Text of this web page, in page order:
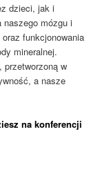
dzieci, jak i
naszego mózgu i
funkcjonowania
mineralnej.
przetworzoną w
a nasze
na konferencji